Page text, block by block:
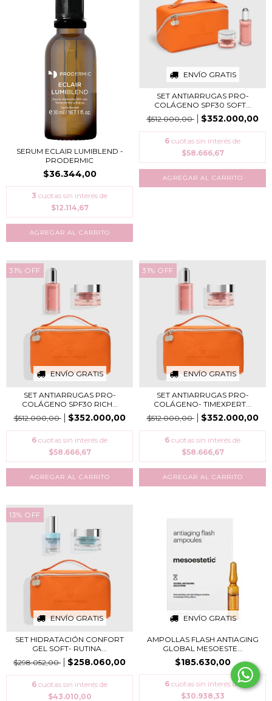
SERUM ECLAIR LUMIBLEND -
PRODERMIC
$36.344,00
3 cuotas sin interés de
$12.114,67
ENVÍO GRATIS
SET ANTIARRUGAS PRO-
COLÁGENO SPF30 SOFT...
$512.000,00
$352.000,00
6 cuotas sin interés de
$58.666,67
31% OFF
ENVÍO GRATIS
SET ANTIARRUGAS PRO-
COLÁGENO SPF30 RICH...
$512.000,00
$352.000,00
6 cuotas sin interés de
$58.666,67
31% OFF
ENVÍO GRATIS
SET ANTIARRUGAS PRO-
COLÁGENO- TIMEXPERT...
$512.000,00
$352.000,00
6 cuotas sin interés de
$58.666,67
13% OFF
ENVÍO GRATIS
SET HIDRATACIÓN CONFORT
GEL SOFT- RUTINA...
$298.052,00
$258.060,00
6 cuotas sin interés de
$43.010,00
ENVÍO GRATIS
AMPOLLAS FLASH ANTIAGING
GLOBAL MESOESTE...
$185.630,00
6 cuotas sin interés de
$30.938,33